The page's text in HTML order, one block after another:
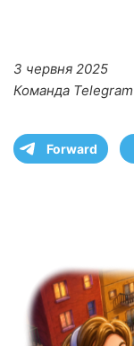
3 червня 2025
Команда Telegram
Forward